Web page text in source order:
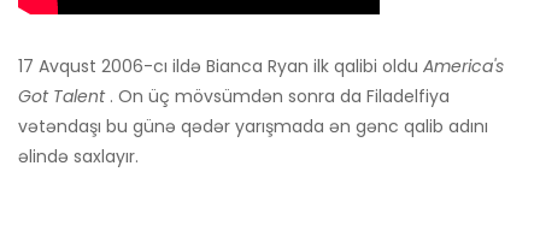
17 Avqust 2006-cı ildə Bianca Ryan ilk qalibi oldu America's
Got Talent. On üç mövsümdən sonra da Filadelfiya
vətəndaşı bu günə qədər yarışmada ən gənc qalib adını
əlində saxlayır.